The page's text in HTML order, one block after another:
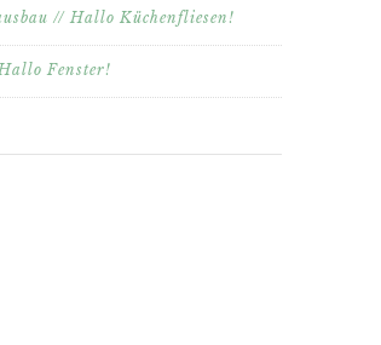
// Hallo Küchenfliesen!
Fenster!